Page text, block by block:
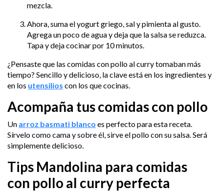
mezcla.
Ahora, suma el yogurt griego, sal y pimienta al gusto.
Agrega un poco de agua y deja que la salsa se reduzca.
Tapa y deja cocinar por 10 minutos.
¿Pensaste que las comidas con pollo al curry tomaban más
tiempo? Sencillo y delicioso, la clave está en los ingredientes y
en los utensilios con los que cocinas.
Acompaña tus comidas con pollo
Un arroz basmati blanco es perfecto para esta receta.
Sírvelo como cama y sobre él, sirve el pollo con su salsa. Será
simplemente delicioso.
Tips Mandolina para comidas
con pollo al curry perfecta